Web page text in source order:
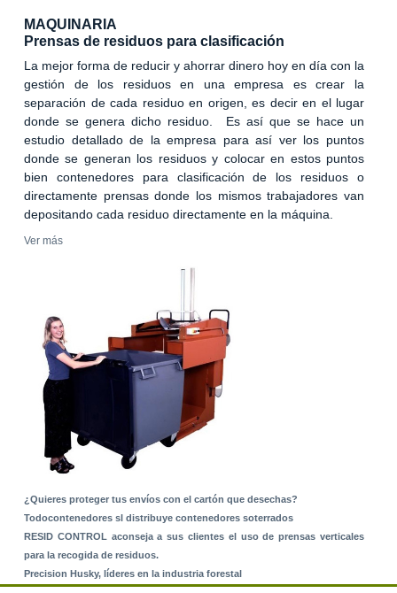
MAQUINARIA
Prensas de residuos para clasificación
La mejor forma de reducir y ahorrar dinero hoy en día con la
gestión de los residuos en una empresa es crear la
separación de cada residuo en origen, es decir en el lugar
donde se genera dicho residuo. Es así que se hace un
estudio detallado de la empresa para así ver los puntos
donde se generan los residuos y colocar en estos puntos
bien contenedores para clasificación de los residuos o
directamente prensas donde los mismos trabajadores van
depositando cada residuo directamente en la máquina.
Ver más
¿Quieres proteger tus envíos con el cartón que desechas?
Todocontenedores sl distribuye contenedores soterrados
RESID CONTROL aconseja a sus clientes el uso de prensas verticales
para la recogida de residuos.
Precision Husky, líderes en la industria forestal